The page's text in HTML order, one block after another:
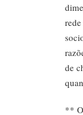
de
**